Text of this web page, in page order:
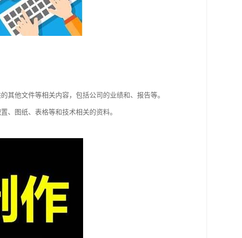
其他文件等相关内容，包括公司的业绩和、报告等。
、图纸、表格等和技术相关的资料。